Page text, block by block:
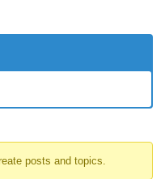
posts and topics.